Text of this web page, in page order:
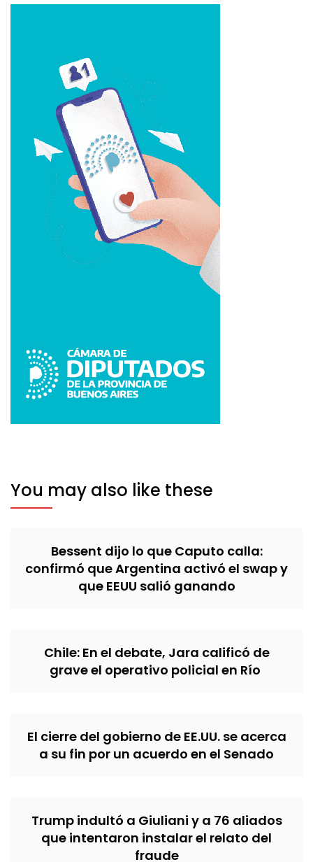
You may also like these
Bessent dijo lo que Caputo calla:
confirmó que Argentina activó el swap y
que EEUU salió ganando
Chile: En el debate, Jara calificó de
grave el operativo policial en Río
El cierre del gobierno de EE.UU. se acerca
a su fin por un acuerdo en el Senado
Trump indultó a Giuliani y a 76 aliados
que intentaron instalar el relato del
fraude